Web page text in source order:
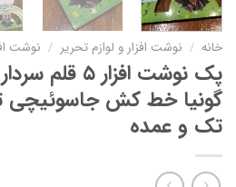
خانه / نوشت افزار و لوازم تحریر / نوشت
پک نوشت افزار ۵ قلم سردار دلها
گونیا خط کش جاسوئیچی
تک و عمده